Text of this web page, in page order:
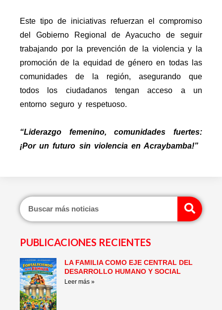
Este tipo de iniciativas refuerzan el compromiso
del Gobierno Regional de Ayacucho de seguir
trabajando por la prevención de la violencia y la
promoción de la equidad de género en todas las
comunidades de la región, asegurando que
todos los ciudadanos tengan acceso a un
entorno seguro y respetuoso.
“Liderazgo femenino, comunidades fuertes:
¡Por un futuro sin violencia en Acraybamba!”
PUBLICACIONES RECIENTES
LA FAMILIA COMO EJE CENTRAL DEL
DESARROLLO HUMANO Y SOCIAL
Leer más »
PagePagePagePagePagePage